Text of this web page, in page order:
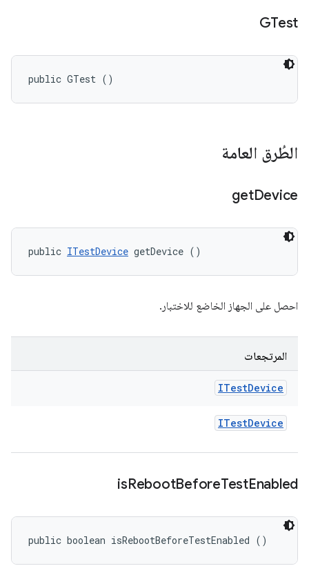
GTest
public GTest ()
الطُرق العامة
getDevice
public ITestDevice getDevice ()
احصل على الجهاز الخاضع للاختبار.
المرتجعات
ITestDevice
ITestDevice
isRebootBeforeTestEnabled
public boolean isRebootBeforeTestEnabled ()